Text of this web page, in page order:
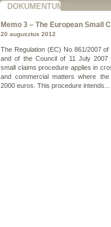
DOKUMENTUMOK
Memo 3 – The European Small
20 augusztus 2012
The Regulation (EC) No 861/2007
and of the Council of 11 July 2007
small claims procedure applies in
and commercial matters where
2000 euros. This procedure intends...